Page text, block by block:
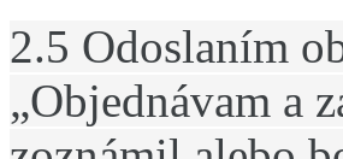
2.5 Odoslaním
„Objednávam a